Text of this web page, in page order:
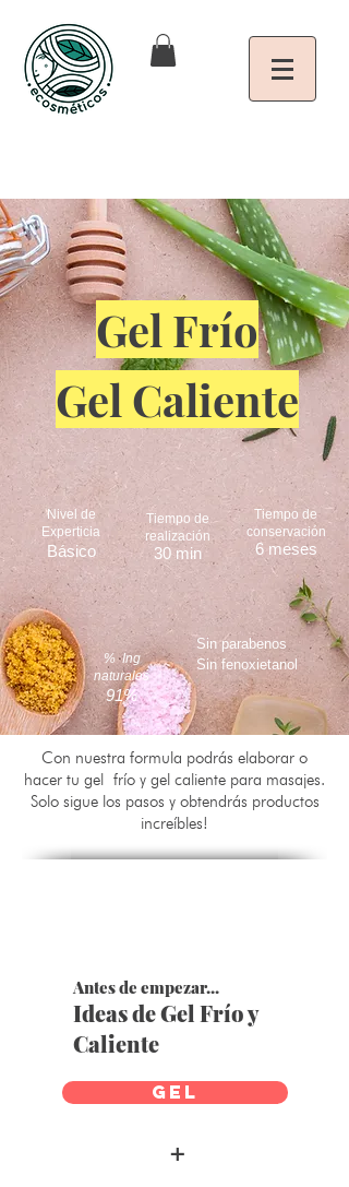
Gel Frío
Gel Caliente
Nivel de
Experticia
Básico
Tiempo de
realización
30 min
Tiempo de
conservación
6 meses
% Ing
naturales
91%
Sin parabenos
Sin fenoxietanol
Con nuestra formula podrás elaborar o
hacer tu gel frío y gel caliente para masajes.
Solo sigue los pasos y obtendrás productos
increíbles!
Antes de empezar...
Ideas de Gel Frío y
Caliente
Gel
+